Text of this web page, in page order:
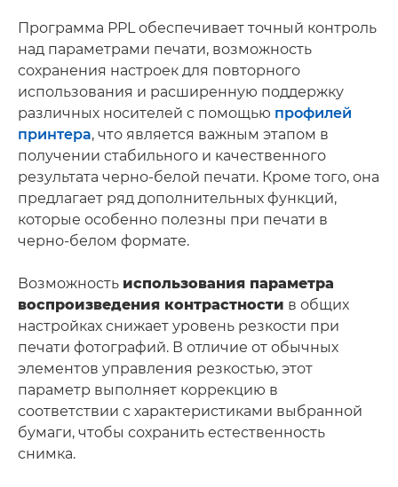
Программа PPL обеспечивает точный контроль
над параметрами печати, возможность
сохранения настроек для повторного
использования и расширенную поддержку
различных носителей с помощью профилей
принтера, что является важным этапом в
получении стабильного и качественного
результата черно-белой печати. Кроме того, она
предлагает ряд дополнительных функций,
которые особенно полезны при печати в
черно-белом формате.
Возможность использования параметра
воспроизведения контрастности в общих
настройках снижает уровень резкости при
печати фотографий. В отличие от обычных
элементов управления резкостью, этот
параметр выполняет коррекцию в
соответствии с характеристиками выбранной
бумаги, чтобы сохранить естественность
снимка.